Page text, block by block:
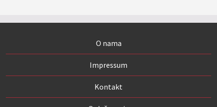
O nama
Impressum
Kontakt